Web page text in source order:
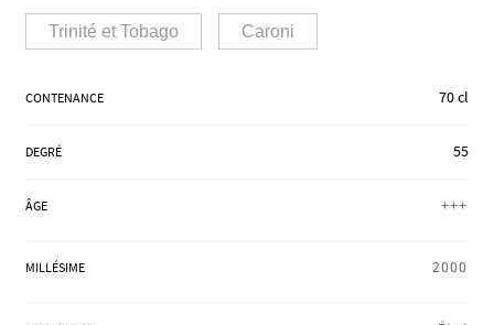
COFFRETS & CADEAUX
Trinité et Tobago Caroni
CONTENANCE 70 cl
DEGRÉ 55
ÂGE +++
MILLÉSIME 2000